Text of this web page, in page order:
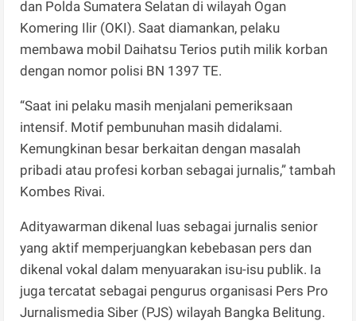
dan Polda Sumatera Selatan di wilayah Ogan
Komering Ilir (OKI). Saat diamankan, pelaku
membawa mobil Daihatsu Terios putih milik korban
dengan nomor polisi BN 1397 TE.
“Saat ini pelaku masih menjalani pemeriksaan
intensif. Motif pembunuhan masih didalami.
Kemungkinan besar berkaitan dengan masalah
pribadi atau profesi korban sebagai jurnalis,” tambah
Kombes Rivai.
Adityawarman dikenal luas sebagai jurnalis senior
yang aktif memperjuangkan kebebasan pers dan
dikenal vokal dalam menyuarakan isu-isu publik. Ia
juga tercatat sebagai pengurus organisasi Pers Pro
Jurnalismedia Siber (PJS) wilayah Bangka Belitung.